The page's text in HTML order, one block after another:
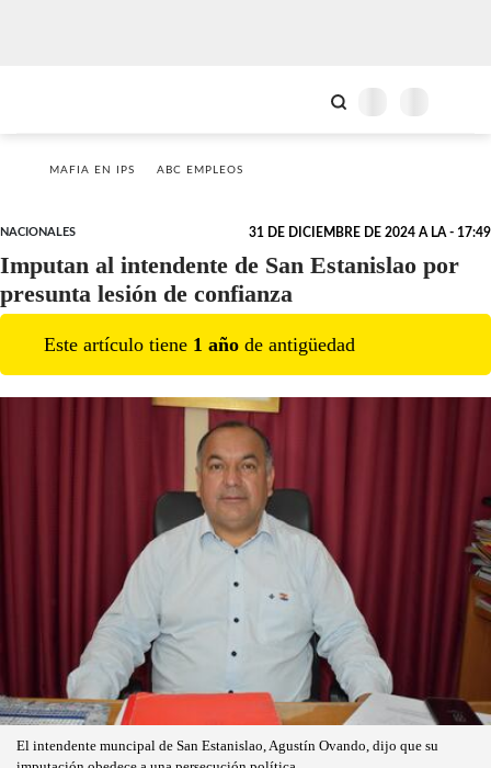
MAFIA EN IPS ABC EMPLEOS
NACIONALES 31 DE DICIEMBRE DE 2024 A LA - 17:49
Imputan al intendente de San Estanislao por
presunta lesión de confianza
Este artículo tiene 1 año de antigüedad
El intendente muncipal de San Estanislao, Agustín Ovando, dijo que su